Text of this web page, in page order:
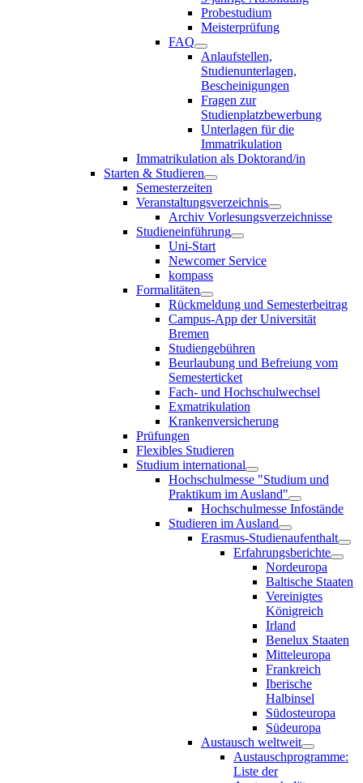
Probestudium
Meisterprüfung
FAQ
Anlaufstellen,
Studienunterlagen,
Bescheinigungen
Fragen zur
Studienplatzbewerbung
Unterlagen für die
Immatrikulation
Immatrikulation als Doktorand/in
Starten & Studieren
Semesterzeiten
Veranstaltungsverzeichnis
Archiv Vorlesungsverzeichnisse
Studieneinführung
Uni-Start
Newcomer Service
kompass
Formalitäten
Rückmeldung und Semesterbeitrag
Campus-App der Universität
Bremen
Studiengebühren
Beurlaubung und Befreiung vom
Semesterticket
Fach- und Hochschulwechsel
Exmatrikulation
Krankenversicherung
Prüfungen
Flexibles Studieren
Studium international
Hochschulmesse "Studium und
Praktikum im Ausland"
Hochschulmesse Infostände
Studieren im Ausland
Erasmus-Studienaufenthalt
Erfahrungsberichte
Nordeuropa
Baltische Staaten
Vereinigtes
Königreich
Irland
Benelux Staaten
Mitteleuropa
Frankreich
Iberische
Halbinsel
Südosteuropa
Südeuropa
Austausch weltweit
Austauschprogramme:
Liste der